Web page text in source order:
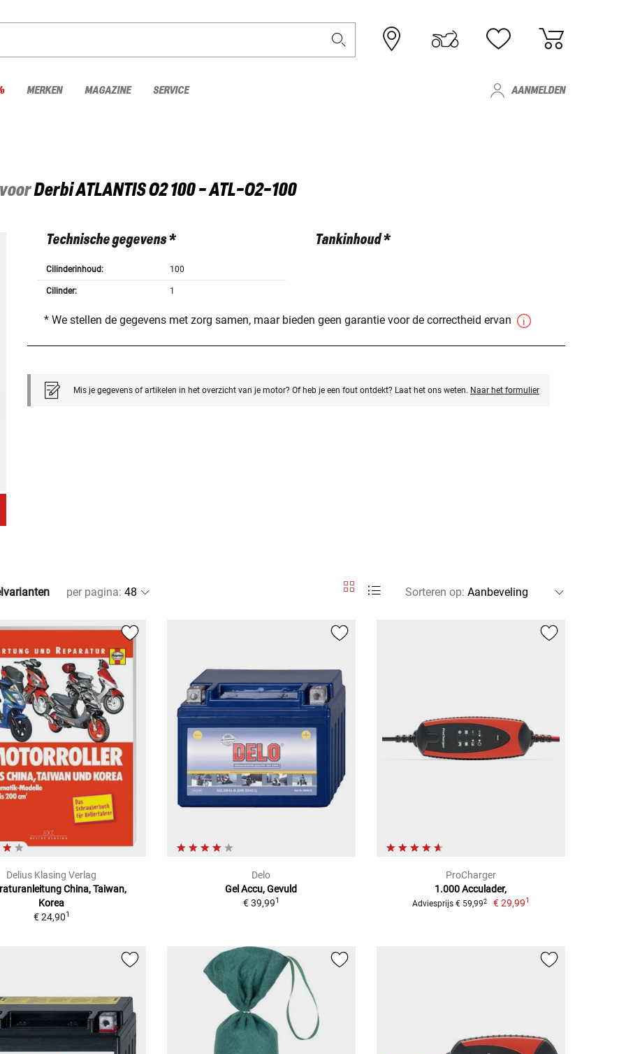
MERKEN MAGAZINE SERVICE AANMELDEN
DerbiATLANTIS O2 100 - ATL-O2-100
Technische gegevens *
Cilinderinhoud: 100
Cilinder: 1
Tankinhoud *
* We stellen de gegevens met zorg samen, maar bieden geen garantie voor de correctheid ervan
Mis je gegevens of artikelen in het overzicht van je motor? Of heb je een fout ontdekt? Laat het ons weten. Naar het formulier
per pagina: Sorteren op:
Delius Klasing Verlag
China, Taiwan,
Korea
€ 24,901
Delo
Gel Accu, Gevuld
€ 39,991
ProCharger
1.000 Acculader,
Adviesprijs € 59,992 € 29,991